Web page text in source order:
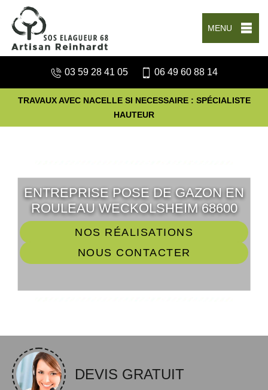
MENU
03 59 28 41 05 06 49 60 88 14
TRAVAUX AVEC NACELLE SI NECESSAIRE : SPÉCIALISTE
HAUTEUR
ENTREPRISE POSE DE GAZON EN
ROULEAU WECKOLSHEIM 68600
NOS RÉALISATIONS
NOUS CONTACTER
DEVIS GRATUIT